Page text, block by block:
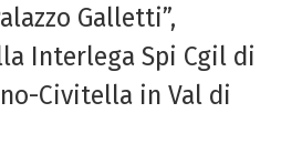
Galletti”,
Interlega Spi Cgil di
Civitella in Val di